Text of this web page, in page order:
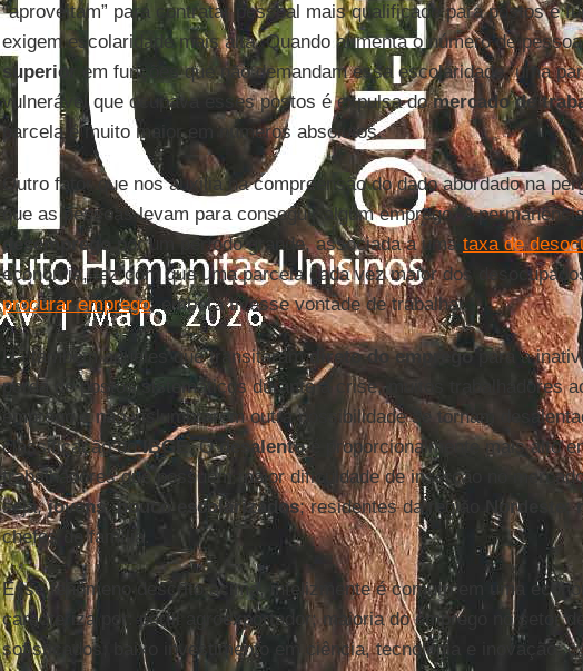
“aproveitam” para contratar pessoal mais qualificado para postos e
exigem escolaridade mais alta. Quando aumenta o número de
superior
em funções que não demandam essa escolaridade, uma
vulnerável que ocupava esses postos é expulsa domercado de
parcela é muito maior em números absolutos.
Outro fator que nos auxilia na compreensão do dado abordado na
que as pessoas levam para conseguir algum emprego. A
desemprego por um período grande, associada a uma taxa de
economia, fez com que uma parcela cada vez maior dos desocupados
procurar emprego, embora tivesse vontade de trabalhar.
Há também aqueles que transitaramdireto do empregopara a
perda de postos sistemáticos durante a crise, muitos trabalhadores
emprego e não vislumbrarem outra possibilidade se tornam
classificação doIBGE. Odesalentoé proporcionalmente mais alto
trabalhadores que possuem maior dificuldade de inserção no
seja,jovens;pouco escolarizados; residentes da região Nordeste ;
chefes de família.
Esse fenômeno descrito acima, infelizmente é comum em uma
caracteriza por: perfil agroexportador; maioria do emprego no setor
sofisticados; baixo investimento em ciência, tecnologia e inovação;